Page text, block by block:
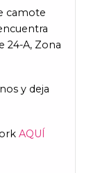
camote
24-A, Zona
y deja
AQUÍ